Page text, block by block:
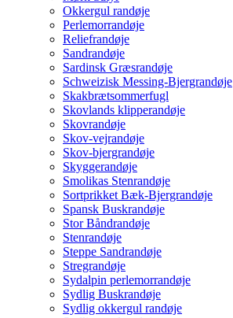
Okkergul randøje
Perlemorrandøje
Reliefrandøje
Sandrandøje
Sardinsk Græsrandøje
Schweizisk Messing-Bjergrandøje
Skakbrætsommerfugl
Skovlands klipperandøje
Skovrandøje
Skov-vejrandøje
Skov-bjergrandøje
Skyggerandøje
Smolikas Stenrandøje
Sortprikket Bæk-Bjergrandøje
Spansk Buskrandøje
Stor Båndrandøje
Stenrandøje
Steppe Sandrandøje
Stregrandøje
Sydalpin perlemorrandøje
Sydlig Buskrandøje
Sydlig okkergul randøje